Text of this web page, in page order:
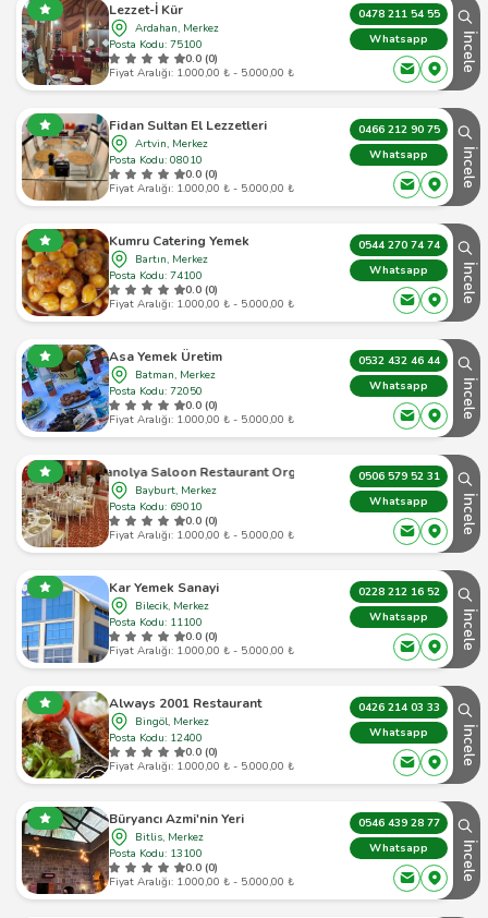
Lezzet-İ Kür
Ardahan, Merkez
Posta Kodu: 75100
0.0 (0)
Fiyat Aralığı: 1.000,00 ₺ - 5.000,00 ₺
0478 211 54 55
Whatsapp
İncele
Fidan Sultan El Lezzetleri
Artvin, Merkez
Posta Kodu: 08010
0.0 (0)
Fiyat Aralığı: 1.000,00 ₺ - 5.000,00 ₺
0466 212 90 75
Whatsapp
İncele
Kumru Catering Yemek
Bartın, Merkez
Posta Kodu: 74100
0.0 (0)
Fiyat Aralığı: 1.000,00 ₺ - 5.000,00 ₺
0544 270 74 74
Whatsapp
İncele
Asa Yemek Üretim
Batman, Merkez
Posta Kodu: 72050
0.0 (0)
Fiyat Aralığı: 1.000,00 ₺ - 5.000,00 ₺
0532 432 46 44
Whatsapp
İncele
Manolya Saloon Restaurant Organizasyon Cater
Bayburt, Merkez
Posta Kodu: 69010
0.0 (0)
Fiyat Aralığı: 1.000,00 ₺ - 5.000,00 ₺
0506 579 52 31
Whatsapp
İncele
Kar Yemek Sanayi
Bilecik, Merkez
Posta Kodu: 11100
0.0 (0)
Fiyat Aralığı: 1.000,00 ₺ - 5.000,00 ₺
0228 212 16 52
Whatsapp
İncele
Always 2001 Restaurant
Bingöl, Merkez
Posta Kodu: 12400
0.0 (0)
Fiyat Aralığı: 1.000,00 ₺ - 5.000,00 ₺
0426 214 03 33
Whatsapp
İncele
Büryancı Azmi'nin Yeri
Bitlis, Merkez
Posta Kodu: 13100
0.0 (0)
Fiyat Aralığı: 1.000,00 ₺ - 5.000,00 ₺
0546 439 28 77
Whatsapp
İncele